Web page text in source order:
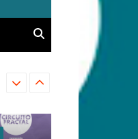
The Twin Souls (Francia)